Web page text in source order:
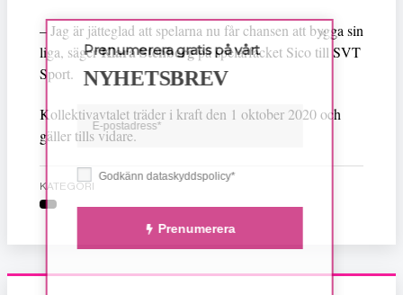
– Jag är jätteglad att spelarna nu får chansen att bygga sin
liga, sägerKlara Stenbergpå spelarfacket Sico till SVT
Sport.
Kollektivavtalet träder i kraft den 1 oktober 2020 och
gäller tills vidare.
KATEGORI
Godkänn dataskyddspolicy*
Prenumerera
Prenumerera gratis på vårt
NYHETSBREV